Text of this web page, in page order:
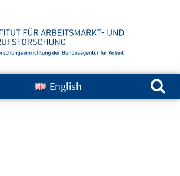
English
Suchen nach: